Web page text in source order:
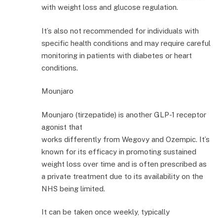
with weight loss and glucose regulation.
It’s also not recommended for individuals with
specific health conditions and may require careful
monitoring in patients with diabetes or heart
conditions.
Mounjaro
Mounjaro (tirzepatide) is another GLP-1 receptor
agonist that
works differently from Wegovy and Ozempic. It’s
known for its efficacy in promoting sustained
weight loss over time and is often prescribed as
a private treatment due to its availability on the
NHS being limited.
It can be taken once weekly, typically